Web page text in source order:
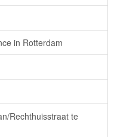
in Rotterdam
Rechthuisstraat te